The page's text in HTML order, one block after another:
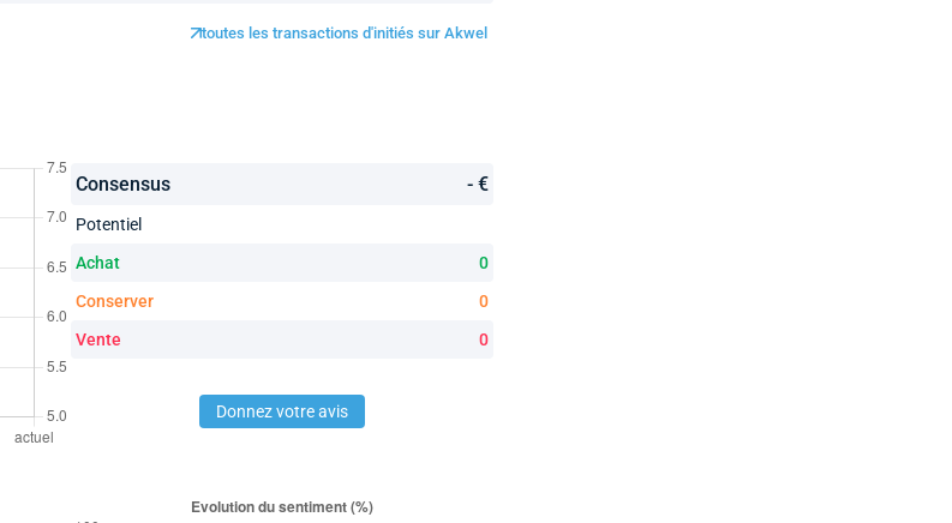
toutes les transactions d'initiés sur Akwel
Consensus - €
Potentiel
Achat
0
Conserver
0
Vente
0
Donnez votre avis